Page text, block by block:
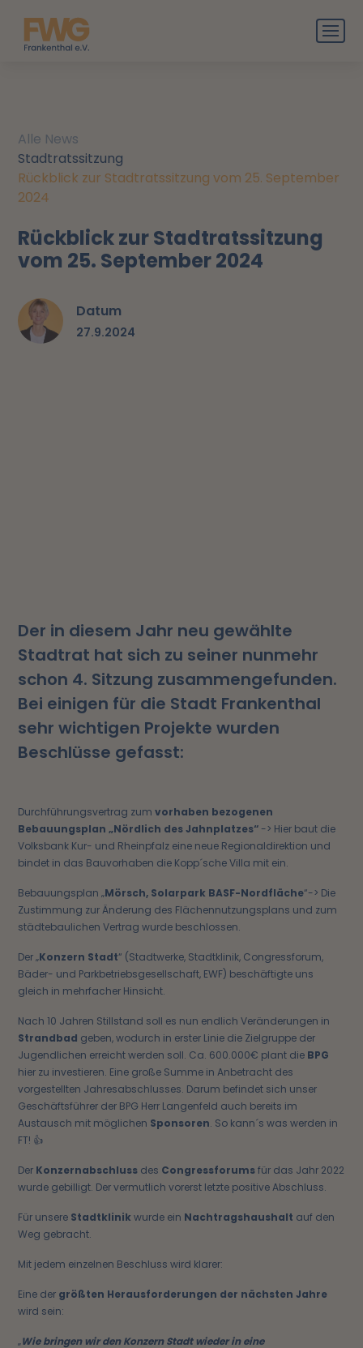
Alle News
Stadtratssitzung
Rückblick zur Stadtratssitzung vom 25. September
2024
Rückblick zur Stadtratssitzung
vom 25. September 2024
Datum
27.9.2024
Der in diesem Jahr neu gewählte
Stadtrat hat sich zu seiner nunmehr
schon 4. Sitzung zusammengefunden.
Bei einigen für die Stadt Frankenthal
sehr wichtigen Projekte wurden
Beschlüsse gefasst:
Durchführungsvertrag zumvorhaben bezogenen
Bebauungsplan „Nördlich des Jahnplatzes“ -> Hier baut die
Volksbank Kur- und Rheinpfalz eine neue Regionaldirektion und
bindet in das Bauvorhaben die Kopp´sche Villa mit ein.
Bebauungsplan „Mörsch, Solarpark BASF-Nordfläche“-> Die
Zustimmung zur Änderung des Flächennutzungsplans und zum
städtebaulichen Vertrag wurde beschlossen.
Der „Konzern Stadt“ (Stadtwerke, Stadtklinik, Congressforum,
Bäder- und Parkbetriebsgesellschaft, EWF) beschäftigte uns
gleich in mehrfacher Hinsicht.
Nach 10 Jahren Stillstand soll es nun endlich Veränderungen in
Strandbad geben, wodurch in erster Linie die Zielgruppe der
Jugendlichen erreicht werden soll. Ca. 600.000€ plant die BPG
hier zu investieren. Eine große Summe in Anbetracht des
vorgestellten Jahresabschlusses. Darum befindet sich unser
Geschäftsführer der BPG Herr Langenfeld auch bereits im
Austausch mit möglichen Sponsoren. So kann´s was werden in
FT! 👍
Der Konzernabschluss des Congressforumsfür das Jahr 2022
wurde gebilligt. Der vermutlich vorerst letzte positive Abschluss.
Für unsere Stadtklinik wurde ein Nachtragshaushalt auf den
Weg gebracht.
Mit jedem einzelnen Beschluss wird klarer:
Eine der größten Herausforderungen der nächsten Jahre
wird sein:
„Wie bringen wir den Konzern Stadt wieder in eine